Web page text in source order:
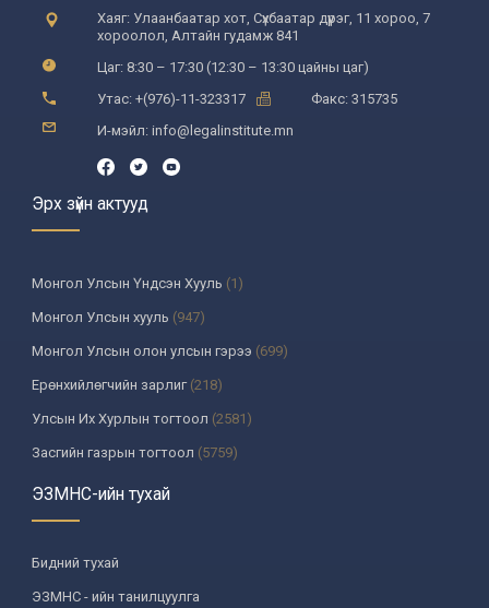
Хаяг: Улаанбаатар хот, Сүхбаатар дүүрэг, 11 хороо, 7
хороолол, Алтайн гудамж 841
Цаг: 8:30 – 17:30 (12:30 – 13:30 цайны цаг)
Утас: +(976)-11-323317
Факс: 315735
И-мэйл: info@legalinstitute.mn
Эрх зүйн актууд
Монгол Улсын Үндсэн Хууль (1)
Монгол Улсын хууль (947)
Монгол Улсын олон улсын гэрээ (699)
Ерөнхийлөгчийн зарлиг(218)
Улсын Их Хурлын тогтоол (2581)
Засгийн газрын тогтоол (5759)
Үндсэн хуулийн цэцийн шийдвэр
Улсын дээд шүүхийн тогтоол
УИХ-аас томилогддог байгууллагын дарга, түүнтэй адилтгах албан
тушаалтны шийдвэр
ЭЗМНС-ийн тухай
Бидний тухай
ЭЗМНС - ийн танилцуулга